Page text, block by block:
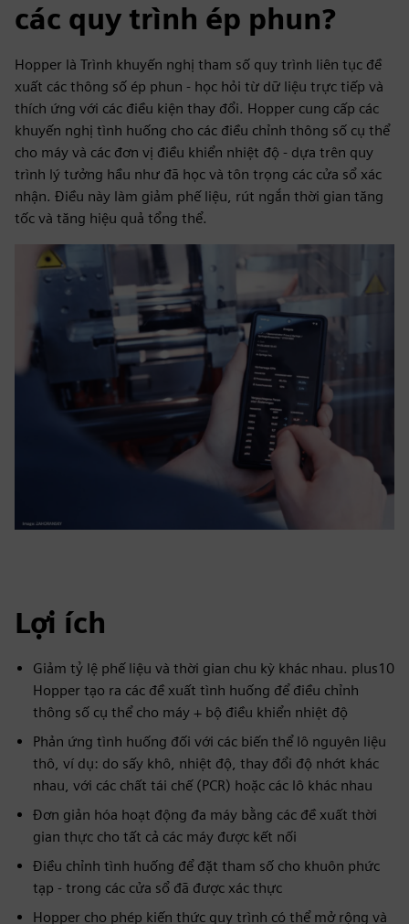
các quy trình ép phun?
Hopper là Trình khuyến nghị tham số quy trình liên tục đề
xuất các thông số ép phun - học hỏi từ dữ liệu trực tiếp và
thích ứng với các điều kiện thay đổi. Hopper cung cấp các
khuyến nghị tình huống cho các điều chỉnh thông số cụ thể
cho máy và các đơn vị điều khiển nhiệt độ - dựa trên quy
trình lý tưởng hầu như đã học và tôn trọng các cửa sổ xác
nhận. Điều này làm giảm phế liệu, rút ngắn thời gian tăng
tốc và tăng hiệu quả tổng thể.
Lợi ích
Giảm tỷ lệ phế liệu và thời gian chu kỳ khác nhau. plus10
Hopper tạo ra các đề xuất tình huống để điều chỉnh
thông số cụ thể cho máy + bộ điều khiển nhiệt độ
Phản ứng tình huống đối với các biến thể lô nguyên liệu
thô, ví dụ: do sấy khô, nhiệt độ, thay đổi độ nhớt khác
nhau, với các chất tái chế (PCR) hoặc các lô khác nhau
Đơn giản hóa hoạt động đa máy bằng các đề xuất thời
gian thực cho tất cả các máy được kết nối
Điều chỉnh tình huống để đặt tham số cho khuôn phức
tạp - trong các cửa sổ đã được xác thực
Hopper cho phép kiến thức quy trình có thể mở rộng và